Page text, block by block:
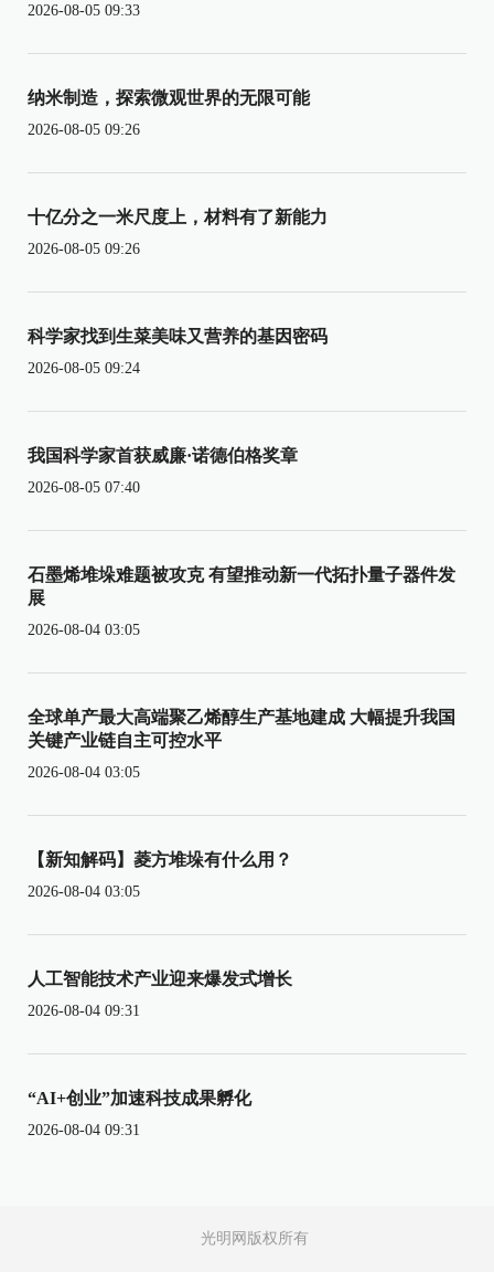
2026-08-05 09:33
纳米制造，探索微观世界的无限可能
2026-08-05 09:26
十亿分之一米尺度上，材料有了新能力
2026-08-05 09:26
科学家找到生菜美味又营养的基因密码
2026-08-05 09:24
我国科学家首获威廉·诺德伯格奖章
2026-08-05 07:40
石墨烯堆垛难题被攻克 有望推动新一代拓扑量子器件发
展
2026-08-04 03:05
全球单产最大高端聚乙烯醇生产基地建成 大幅提升我国
关键产业链自主可控水平
2026-08-04 03:05
【新知解码】菱方堆垛有什么用？
2026-08-04 03:05
人工智能技术产业迎来爆发式增长
2026-08-04 09:31
“AI+创业”加速科技成果孵化
2026-08-04 09:31
光明网版权所有